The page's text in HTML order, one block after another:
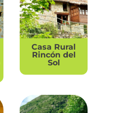
Casa Rural
Rincón del
Sol